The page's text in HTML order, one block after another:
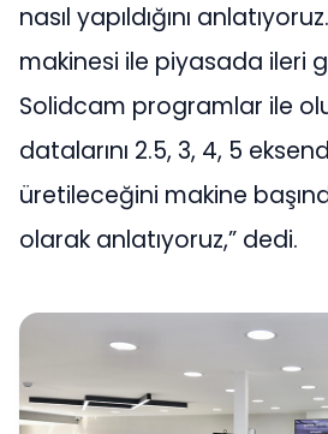
nasıl yapıldığını
makinesi ile piyasada ileri
Solidcam programlar ile
datalarını 2.5, 3, 4, 5
üretileceğini makine
olarak anlatıyoruz,” dedi.